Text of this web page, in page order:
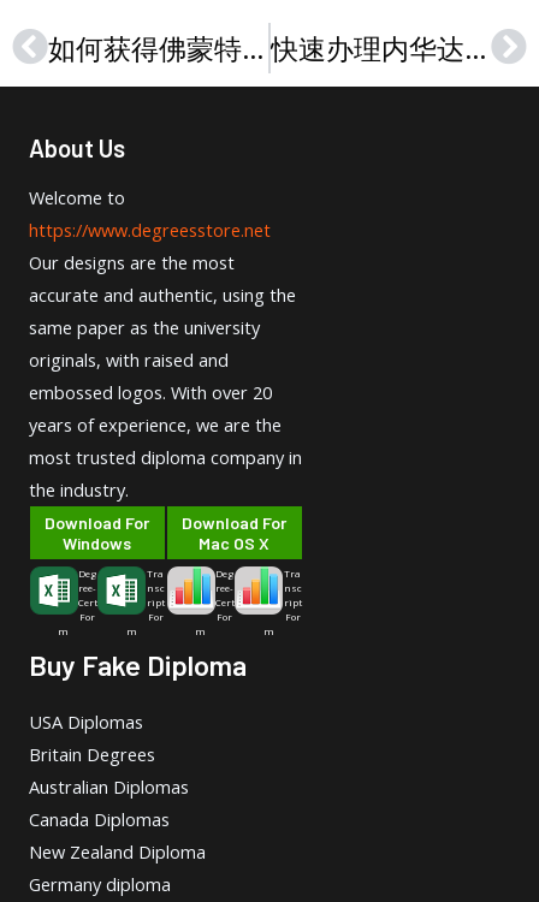
Prev 如何获得佛蒙特州驾驶执照？ 快速办理内华达州州驾照 | 在线制作内华达州驾驶证ID
About Us
Welcome to
https://www.degreesstore.net
Our designs are the most
accurate and authentic, using the
same paper as the university
originals, with raised and
embossed logos. With over 20
years of experience, we are the
most trusted diploma company in
the industry.
Download For
Windows
Deg
ree-
Cert
For
m
Tra
nsc
ript
For
m
Download For
Mac OS X
Deg
ree-
Cert
For
m
Tra
nsc
ript
For
m
Buy Fake Diploma
USA Diplomas
Britain Degrees
Australian Diplomas
Canada Diplomas
New Zealand Diploma
Germany diploma